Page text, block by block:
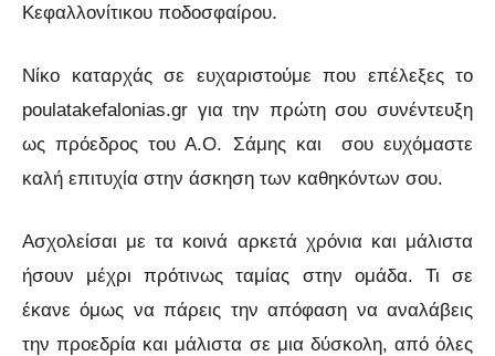
Κεφαλλονίτικου ποδοσφαίρου.
Νίκο καταρχάς σε ευχαριστούμε που επέλεξες το
poulatakefalonias.gr για την πρώτη σου συνέντευξη
ως πρόεδρος του Α.Ο. Σάμης και σου ευχόμαστε
καλή επιτυχία στην άσκηση των καθηκόντων σου.
Ασχολείσαι με τα κοινά αρκετά χρόνια και μάλιστα
ήσουν μέχρι πρότινως ταμίας στην ομάδα. Τι σε
έκανε όμως να πάρεις την απόφαση να αναλάβεις
την προεδρία και μάλιστα σε μια δύσκολη, από όλες